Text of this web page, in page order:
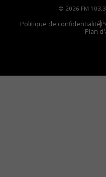
© 2026 FM
Politique de confidentialité
Plan